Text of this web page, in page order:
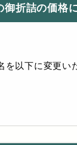
御折詰の価格
を以下に変更